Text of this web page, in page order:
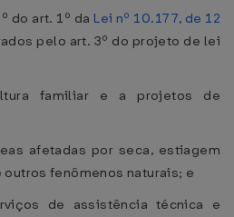
do art. 1º da Lei nº 10.177, de 12
pelo art. 3º do projeto de lei
familiar e a projetos de
afetadas por seca, estiagem
fenômenos naturais; e
de assistência técnica e